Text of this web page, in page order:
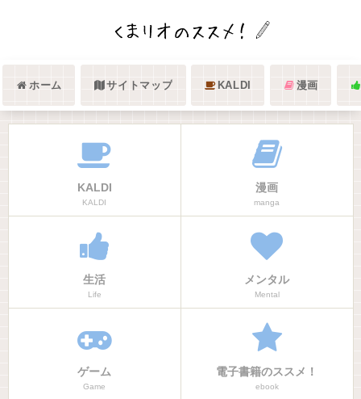
ホーム サイトマップ KALDI 漫画
KALDI
KALDI
漫画
manga
生活
Life
メンタル
Mental
ゲーム
Game
電子書籍のススメ！
ebook